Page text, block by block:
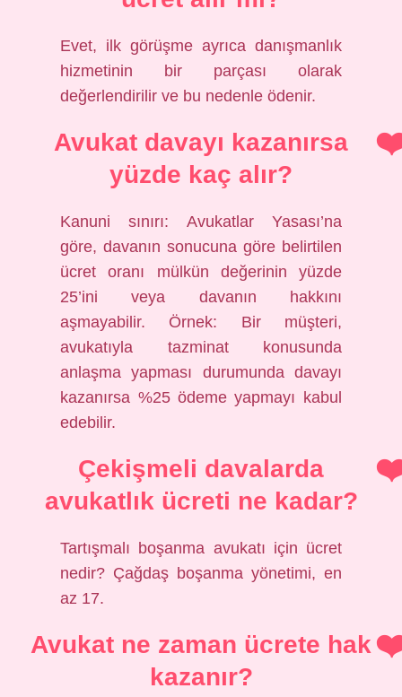
Evet, ilk görüşme ayrıca danışmanlık
hizmetinin bir parçası olarak
değerlendirilir ve bu nedenle ödenir.
Avukat davayı kazanırsa
yüzde kaç alır?
Kanuni sınırı: Avukatlar Yasası’na
göre, davanın sonucuna göre belirtilen
ücret oranı mülkün değerinin yüzde
25’ini veya davanın hakkını
aşmayabilir. Örnek: Bir müşteri,
avukatıyla tazminat konusunda
anlaşma yapması durumunda davayı
kazanırsa %25 ödeme yapmayı kabul
edebilir.
Çekişmeli davalarda
avukatlık ücreti ne kadar?
Tartışmalı boşanma avukatı için ücret
nedir? Çağdaş boşanma yönetimi, en
az 17.
Avukat ne zaman ücrete hak
kazanır?